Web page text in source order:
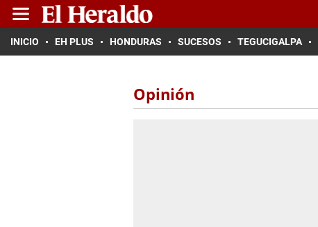
INICIO EH PLUS HONDURAS SUCESOS TEGUCIGALPA
Opinión